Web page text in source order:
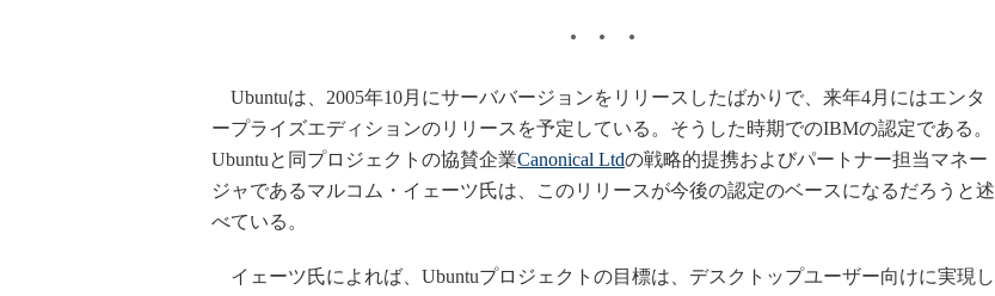
Ubuntuは、2005年10月にサーババージョンをリリースしたばかりで、来年4月にはエンタ
ープライズエディションのリリースを予定している。そうした時期でのIBMの認定である。
Ubuntuと同プロジェクトの協賛企業Canonical Ltdの戦略的提携およびパートナー担当マネー
ジャであるマルコム・イェーツ氏は、このリリースが今後の認定のベースになるだろうと述
べている。
イェーツ氏によれば、Ubuntuプロジェクトの目標は、デスクトップユーザー向けに実現し